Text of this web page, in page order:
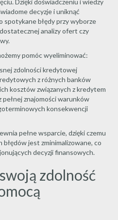
Dzięki doświadczeniu i wiedzy
decyzje i uniknąć
błędy przy wyborze
analizy ofert czy
pomóc wyeliminować:
zdolności kredytowej
z różnych banków
kosztów związanych z kredytem
znajomości warunków
konsekwencji
pełne wsparcie, dzięki czemu
jest zminimalizowane, co
decyzji finansowych.
zdolność